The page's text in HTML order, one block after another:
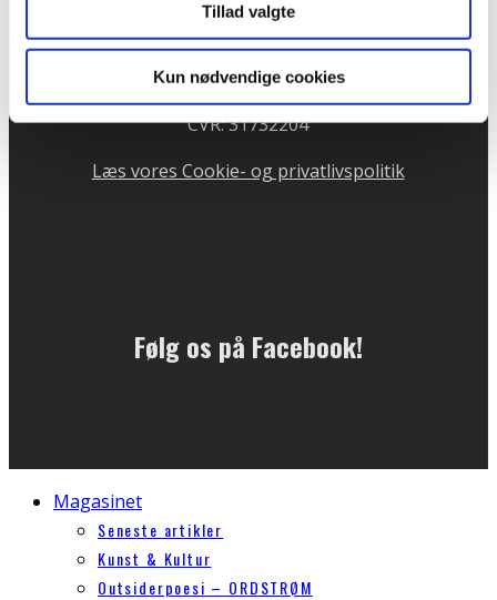
Tillad valgte
Kun nødvendige cookies
redaktion@outsideren.dk
81 11 76 64
Telefontid mandag og onsdag kl. 10 - 13
CVR: 31732204
Læs vores Cookie- og privatlivspolitik
Følg os på Facebook!
Magasinet
Seneste artikler
Kunst & Kultur
Outsiderpoesi – ORDSTRØM